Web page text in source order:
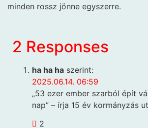
minden rossz jönne egyszerre.
2 Responses
ha ha ha szerint:
2025.06.14. 06:59
„53 ezer ember szarból épít
nap” – írja 15 év kormányzás
2